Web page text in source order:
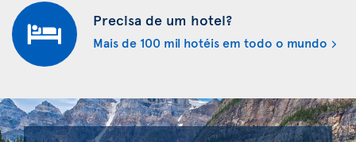
Precisa de um hotel?
Mais de 100 mil hotéis em todo o mundo